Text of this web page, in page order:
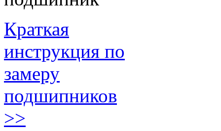
Краткая
инструкция по
замеру
подшипников
>>